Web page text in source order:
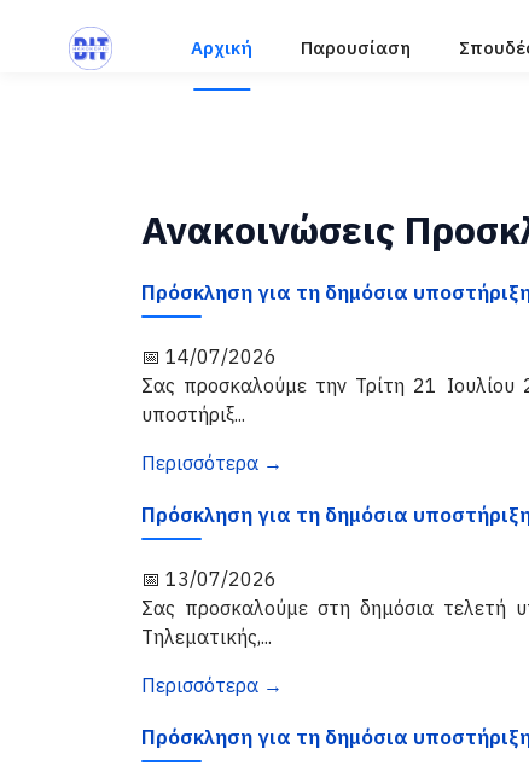
Αρχική Παρουσίαση
Ανακοινώσεις
Πρόσκληση για τη δημόσια
📅 14/07/2026
Σας προσκαλούμε την Τρίτη 21
υποστήριξ...
Περισσότερα →
Πρόσκληση για τη δημόσια
📅 13/07/2026
Σας προσκαλούμε στη δημόσια τελετή
Τηλεματικής,...
Περισσότερα →
Πρόσκληση για τη δημόσια